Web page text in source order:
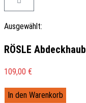
Ausgewählt:
RÖSLE
109,00 €
In den Warenkorb